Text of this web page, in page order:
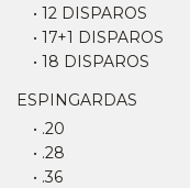
• 12 DISPAROS
• 17+1 DISPAROS
• 18 DISPAROS
ESPINGARDAS
• .20
• .28
• .36